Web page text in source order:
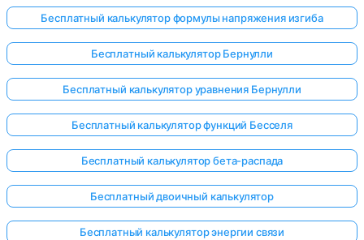
Бесплатный калькулятор формулы напряжения изгиба
Бесплатный калькулятор Бернулли
Бесплатный калькулятор уравнения Бернулли
Бесплатный калькулятор функций Бесселя
Бесплатный калькулятор бета-распада
Бесплатный двоичный калькулятор
Бесплатный калькулятор энергии связи